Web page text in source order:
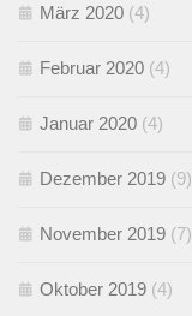
März 2020 (4)
Februar 2020 (4)
Januar 2020 (4)
Dezember 2019 (9)
November 2019 (7)
Oktober 2019 (4)